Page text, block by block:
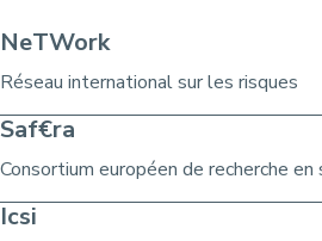
NeTWork
Réseau international sur les risques
Saf€ra
Consortium européen de recherche en
Icsi